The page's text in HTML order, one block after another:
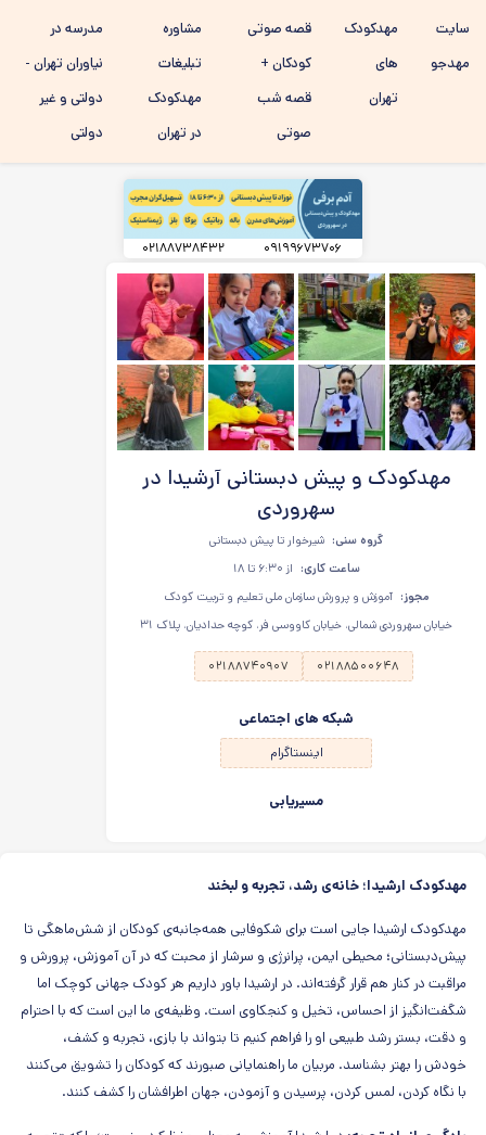
سایت
مهدجو
مهدکودک
های
تهران
قصه صوتی
کودکان +
قصه شب
صوتی
مشاوره
تبلیغات
مهدکودک
در تهران
مدرسه در
نیاوران تهران -
دولتی و غیر
دولتی
۰۹۱۹۹۶۷۳۷۰۶ ۰۲۱۸۸۷۳۸۴۳۲
مهدکودک و پیش دبستانی آرشیدا در
سهروردی
گروه سنی: شیرخوار تا پیش دبستانی
ساعت کاری: از ۶:۳۰ تا ۱۸
مجوز: آموزش و پرورش سازمان ملی تعلیم و تربیت کودک
خیابان سهروردی شمالی، خیابان کاووسی فر، کوچه حدادیان، پلاک ۳۱
۰۲۱۸۸۵۰۰۶۴۸ ۰۲۱۸۸۷۴۰۹۰۷
شبکه های اجتماعی
اینستاگرام
مسیریابی
مهدکودک ارشیدا؛ خانه‌ی رشد، تجربه و لبخند
مهدکودک ارشیدا جایی است برای شکوفایی همه‌جانبه‌ی کودکان از شش‌ماهگی تا
پیش‌دبستانی؛ محیطی ایمن، پرانرژی و سرشار از محبت که در آن آموزش، پرورش و
مراقبت در کنار هم قرار گرفته‌اند. در ارشیدا باور داریم هر کودک جهانی کوچک اما
شگفت‌انگیز از احساس، تخیل و کنجکاوی است. وظیفه‌ی ما این است که با احترام
و دقت، بستر رشد طبیعی او را فراهم کنیم تا بتواند با بازی، تجربه و کشف،
خودش را بهتر بشناسد. مربیان ما راهنمایانی صبورند که کودکان را تشویق می‌کنند
با نگاه کردن، لمس کردن، پرسیدن و آزمودن، جهان اطرافشان را کشف کنند.